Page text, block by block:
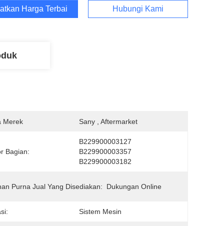
Harga Terbaik Hubungi Kami
Merek Sany , Aftermarket
Bagian:
B229900003127
B229900003357
B229900003182
Purna Jual Yang Disediakan: Dukungan Online
Sistem Mesin